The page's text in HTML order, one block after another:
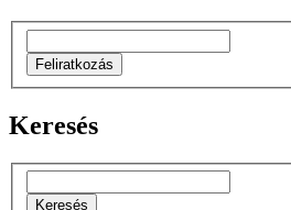
Keresés